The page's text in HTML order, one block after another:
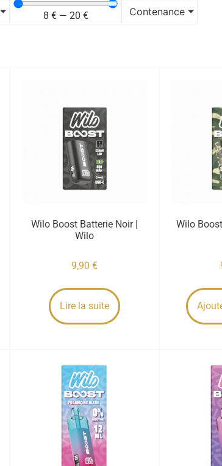
8 €— 20 € Contenance
Wilo Boost Batterie Noir |
Wilo
9,90 €
Lire la suite
Wilo